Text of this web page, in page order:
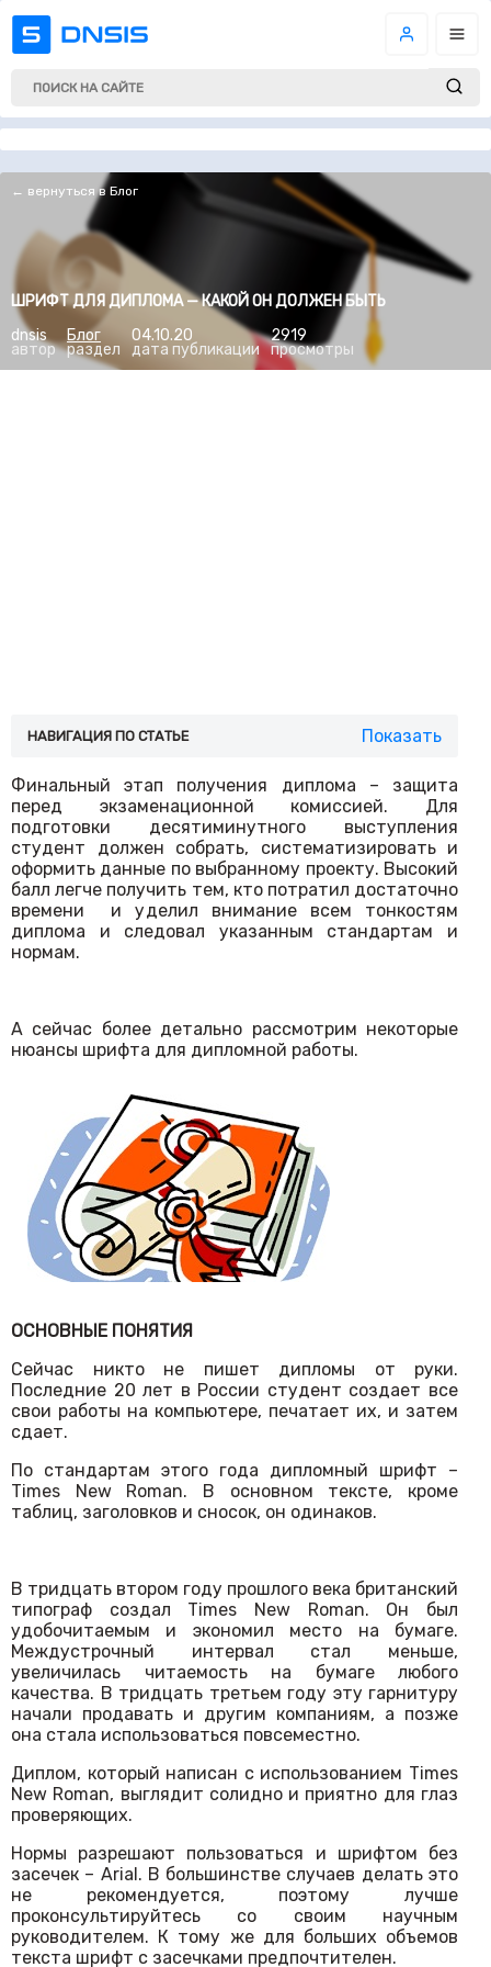
← вернуться в Блог
ШРИФТ ДЛЯ ДИПЛОМА — КАКОЙ ОН ДОЛЖЕН БЫТЬ
dnsis
автор
Блог
раздел
04.10.20
дата публикации
2919
просмотры
НАВИГАЦИЯ ПО СТАТЬЕ Показать
Финальный этап получения диплома – защита
перед экзаменационной комиссией. Для
подготовки десятиминутного выступления
студент должен собрать, систематизировать и
оформить данные по выбранному проекту. Высокий
балл легче получить тем, кто потратил достаточно
времени и уделил внимание всем тонкостям
диплома и следовал указанным стандартам и
нормам.
А сейчас более детально рассмотрим некоторые
нюансы шрифта для дипломной работы.
ОСНОВНЫЕ ПОНЯТИЯ
Сейчас никто не пишет дипломы от руки.
Последние 20 лет в России студент создает все
свои работы на компьютере, печатает их, и затем
сдает.
По стандартам этого года дипломный шрифт –
Times New Roman. В основном тексте, кроме
таблиц, заголовков и сносок, он одинаков.
В тридцать втором году прошлого века британский
типограф создал Times New Roman. Он был
удобочитаемым и экономил место на бумаге.
Междустрочный интервал стал меньше,
увеличилась читаемость на бумаге любого
качества. В тридцать третьем году эту гарнитуру
начали продавать и другим компаниям, а позже
она стала использоваться повсеместно.
Диплом, который написан с использованием Times
New Roman, выглядит солидно и приятно для глаз
проверяющих.
Нормы разрешают пользоваться и шрифтом без
засечек – Arial. В большинстве случаев делать это
не рекомендуется, поэтому лучше
проконсультируйтесь со своим научным
руководителем. К тому же для больших объемов
текста шрифт с засечками предпочтителен.